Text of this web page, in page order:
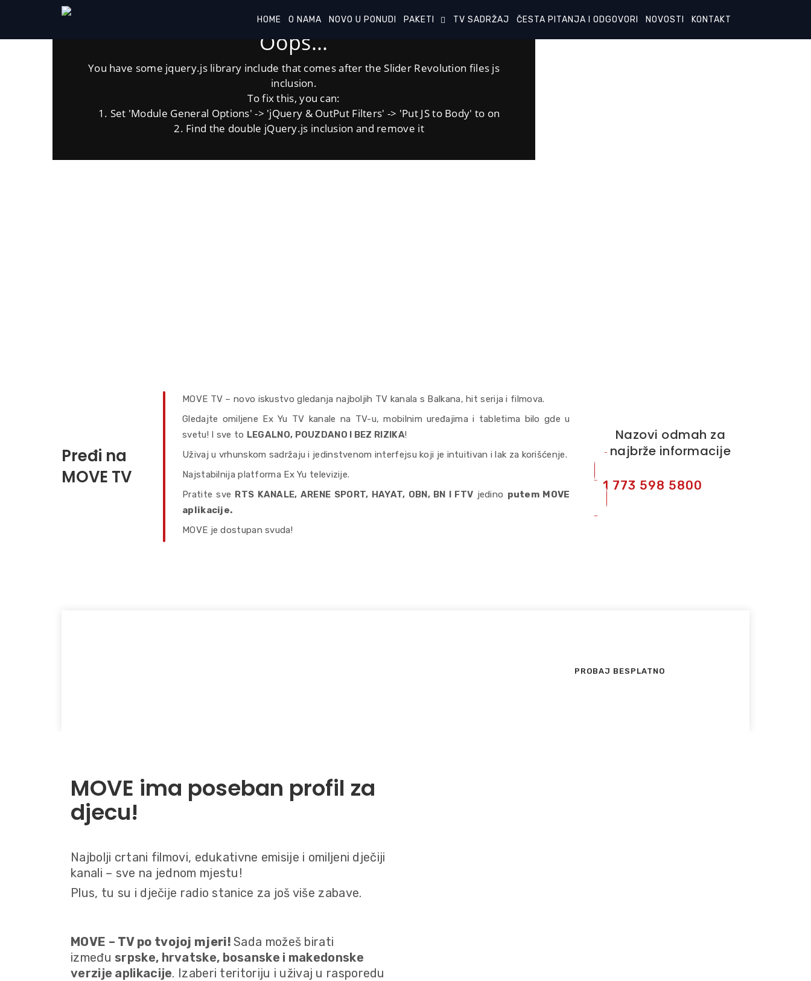
HOME O NAMA NOVO U PONUDI PAKETI TV SADRŽAJ ČESTA PITANJA I ODGOVORI NOVOSTI KONTAKT
Oops...
You have some jquery.js library include that comes after the Slider Revolution files js
inclusion.
To fix this, you can:
1. Set 'Module General Options' -> 'jQuery & OutPut Filters' -> 'Put JS to Body' to on
2. Find the double jQuery.js inclusion and remove it
Pređi na
MOVE TV
MOVE TV – novo iskustvo gledanja najboljih TV kanala s Balkana, hit serija i filmova.
Gledajte omiljene Ex Yu TV kanale na TV-u, mobilnim uređajima i tabletima bilo gde u
svetu! I sve to LEGALNO, POUZDANO I BEZ RIZIKA!
Uživaj u vrhunskom sadržaju i jedinstvenom interfejsu koji je intuitivan i lak za korišćenje.
Najstabilnija platforma Ex Yu televizije.
Pratite sve RTS KANALE, ARENE SPORT, HAYAT, OBN, BN I FTV jedino putem MOVE
aplikacije.
MOVE je dostupan svuda!
Nazovi odmah za
najbrže informacije
+1 773 598 5800
PROBAJ BESPLATNO
MOVE ima poseban profil za
djecu!
Najbolji crtani filmovi, edukativne emisije i omiljeni dječiji
kanali – sve na jednom mjestu!
Plus, tu su i dječije radio stanice za još više zabave.
MOVE – TV po tvojoj mjeri!Sada možeš birati
između srpske, hrvatske, bosanske i makedonske
verzije aplikacije. Izaberi teritoriju i uživaj u rasporedu